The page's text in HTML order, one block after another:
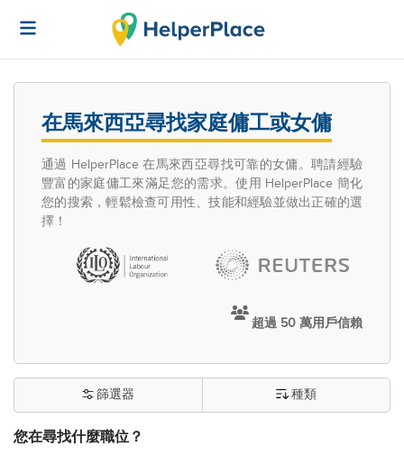
在馬來西亞尋找家庭傭工或女傭
通過 HelperPlace 在馬來西亞尋找可靠的女傭。聘請經驗
豐富的家庭傭工來滿足您的需求。使用 HelperPlace 簡化
您的搜索，輕鬆檢查可用性、技能和經驗並做出正確的選
擇！
超過 50 萬用戶信賴
您在尋找什麼職位？
篩選器 種類